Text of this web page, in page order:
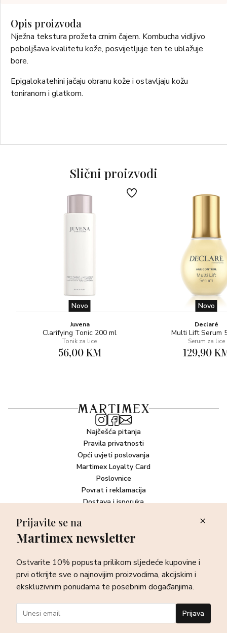
Opis proizvoda
Nježna tekstura prožeta crnim čajem. Kombucha vidljivo
poboljšava kvalitetu kože, posvijetljuje ten te ublažuje
bore.
Epigalokatehini jačaju obranu kože i ostavljaju kožu
toniranom i glatkom.
Slični proizvodi
Novo
Juvena
Clarifying Tonic 200 ml
Tonik za lice
56,00 KM
Novo
Declaré
Multi Lift Serum
Serum za lice
129,90
Najčešća pitanja
Pravila privatnosti
Opći uvjeti poslovanja
Martimex Loyalty Card
Poslovnice
Povrat i reklamacija
Dostava i isporuka
Newsletter
sve o najnovijim proizvodima, akcijskim i ekskluzivnim
ponudama te posebnim događanjima.
Prijava
Prijavite se na
Martimex newsletter
Ostvarite 10% popusta prilikom sljedeće kupovine i
prvi otkrijte sve o najnovijim proizvodima, akcijskim i
ekskluzivnim ponudama te posebnim događanjima.
Prijava